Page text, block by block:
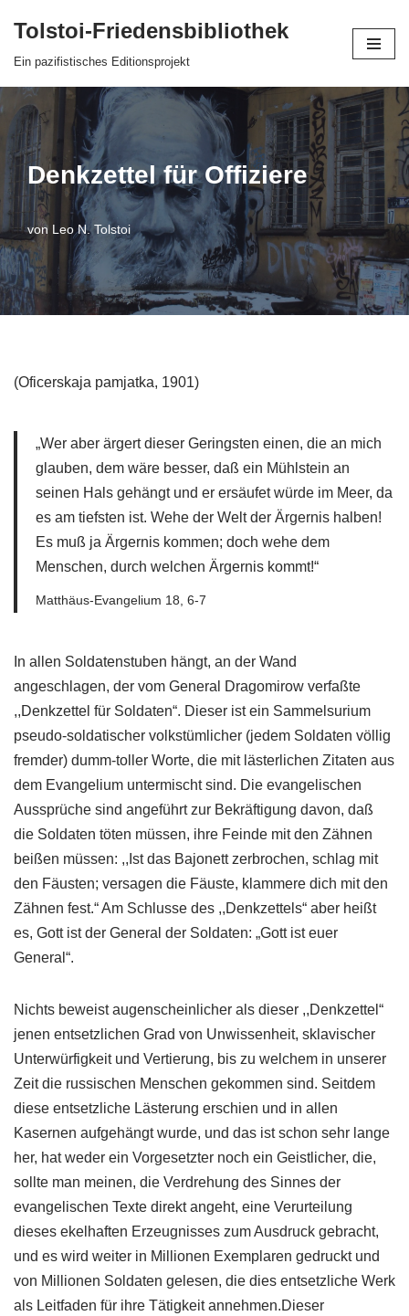
springen
Tolstoi-Friedensbibliothek
Ein pazifistisches Editionsprojekt
Denkzettel für Offiziere
von Leo N. Tolstoi
(Oficerskaja pamjatka, 1901)
„Wer aber ärgert dieser Geringsten einen, die an mich
glauben, dem wäre besser, daß ein Mühlstein an
seinen Hals gehängt und er ersäufet würde im Meer, da
es am tiefsten ist. Wehe der Welt der Ärgernis halben!
Es muß ja Ärgernis kommen; doch wehe dem
Menschen, durch welchen Ärgernis kommt!“
Matthäus-Evangelium 18, 6-7
In allen Soldatenstuben hängt, an der Wand
angeschlagen, der vom General Dragomirow verfaßte
,,Denkzettel für Soldaten“. Dieser ist ein Sammelsurium
pseudo-soldatischer volkstümlicher (jedem Soldaten völlig
fremder) dumm-toller Worte, die mit lästerlichen Zitaten aus
dem Evangelium untermischt sind. Die evangelischen
Aussprüche sind angeführt zur Bekräftigung davon, daß
die Soldaten töten müssen, ihre Feinde mit den Zähnen
beißen müssen: ,,Ist das Bajonett zerbrochen, schlag mit
den Fäusten; versagen die Fäuste, klammere dich mit den
Zähnen fest.“ Am Schlusse des ,,Denkzettels“ aber heißt
es, Gott ist der General der Soldaten: „Gott ist euer
General“.
Nichts beweist augenscheinlicher als dieser ,,Denkzettel“
jenen entsetzlichen Grad von Unwissenheit, sklavischer
Unterwürfigkeit und Vertierung, bis zu welchem in unserer
Zeit die russischen Menschen gekommen sind. Seitdem
diese entsetzliche Lästerung erschien und in allen
Kasernen aufgehängt wurde, und das ist schon sehr lange
her, hat weder ein Vorgesetzter noch ein Geistlicher, die,
sollte man meinen, die Verdrehung des Sinnes der
evangelischen Texte direkt angeht, eine Verurteilung
dieses ekelhaften Erzeugnisses zum Ausdruck gebracht,
und es wird weiter in Millionen Exemplaren gedruckt und
von Millionen Soldaten gelesen, die dies entsetzliche Werk
als Leitfaden für ihre Tätigkeit annehmen.Dieser